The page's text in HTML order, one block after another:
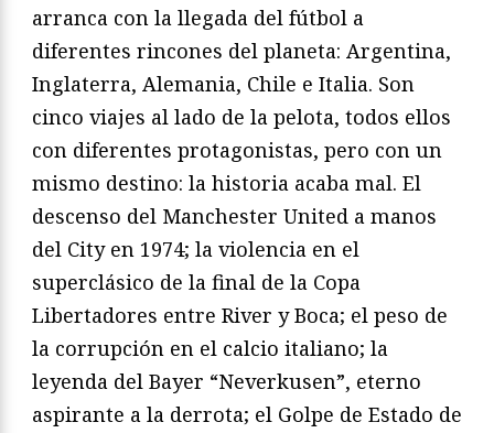
arranca con la llegada del fútbol a
diferentes rincones del planeta: Argentina,
Inglaterra, Alemania, Chile e Italia. Son
cinco viajes al lado de la pelota, todos ellos
con diferentes protagonistas, pero con un
mismo destino: la historia acaba mal. El
descenso del Manchester United a manos
del City en 1974; la violencia en el
superclásico de la final de la Copa
Libertadores entre River y Boca; el peso de
la corrupción en el calcio italiano; la
leyenda del Bayer “Neverkusen”, eterno
aspirante a la derrota; el Golpe de Estado de